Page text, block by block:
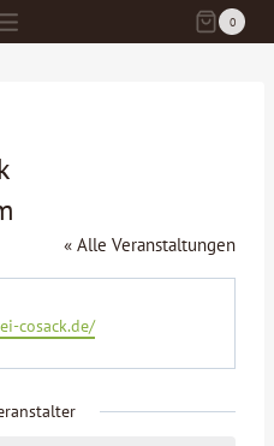
0
« Alle Veranstaltungen
cosack.de/